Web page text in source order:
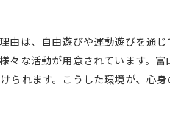
る特色ある行事や教育内容
育まれる子どもの成長と感動
はの年間行事の楽しみ方解説
は、自由遊びや運動遊びを通
な活動が用意されています。
れます。こうした環境が、心身